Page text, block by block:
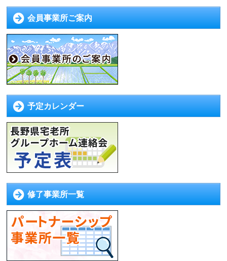
会員事業所ご案内
予定カレンダー
修了事業所一覧